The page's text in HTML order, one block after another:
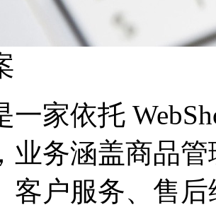
一家依托
业务涵盖商品管理
、客户服务